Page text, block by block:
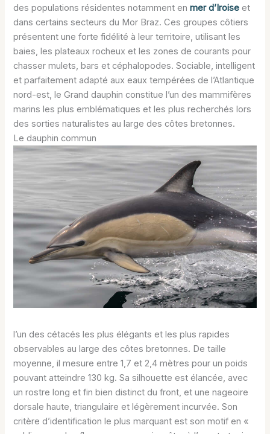
des populations résidentes notamment enmer d’Iroise et
dans certains secteurs du Mor Braz. Ces groupes côtiers
présentent une forte fidélité à leur territoire, utilisant les
baies, les plateaux rocheux et les zones de courants pour
chasser mulets, bars et céphalopodes. Sociable, intelligent
et parfaitement adapté aux eaux tempérées de l’Atlantique
nord-est, le Grand dauphin constitue l’un des mammifères
marins les plus emblématiques et les plus recherchés lors
des sorties naturalistes au large des côtes bretonnes.
Le dauphin commun
l’un des cétacés les plus élégants et les plus rapides
observables au large des côtes bretonnes. De taille
moyenne, il mesure entre 1,7 et 2,4 mètres pour un poids
pouvant atteindre 130 kg. Sa silhouette est élancée, avec
un rostre long et fin bien distinct du front, et une nageoire
dorsale haute, triangulaire et légèrement incurvée. Son
critère d’identification le plus marquant est son motif en «